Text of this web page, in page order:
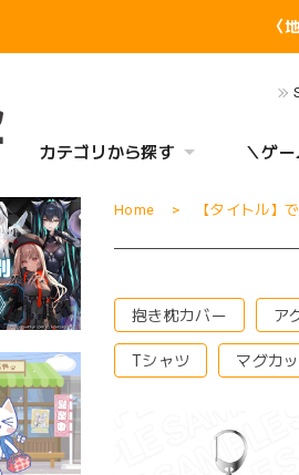
〈
カテゴリから探す ＼ゲ
Home 【タイトル】
抱き枕カバー ア
Tシャツ マグカ